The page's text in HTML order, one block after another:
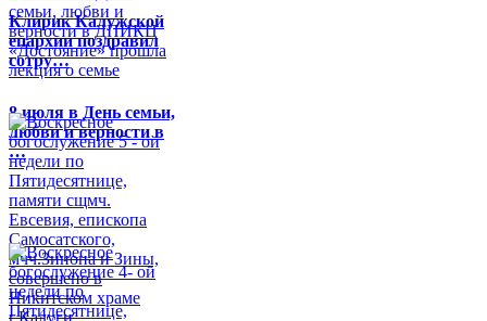
Клирик Калужской
епархии поздравил
сотру…
8 июля в День семьи,
любви и верности в
…